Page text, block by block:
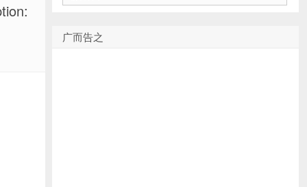
广而告之